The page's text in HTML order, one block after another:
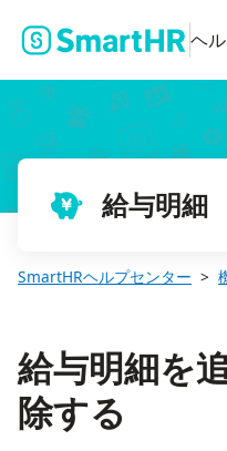
ヘ
給与明細
SmartHRヘルプセンター
給与明細を
除する